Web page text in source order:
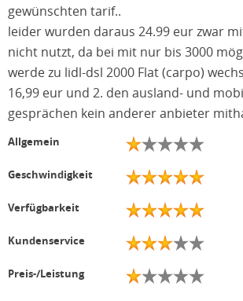
gewünschten tarif..
leider wurden daraus 24.99 eur zwar
nicht nutzt, da bei mit nur bis 3000
werde zu lidl-dsl 2000 Flat (carpo)
16,99 eur und 2. den ausland- und
gesprächen kein anderer anbieter
Allgemein
Geschwindigkeit
Verfügbarkeit
Kundenservice
Preis-/Leistung